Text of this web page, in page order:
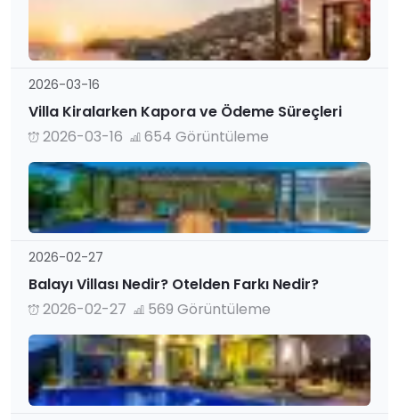
2026-03-16
Villa Kiralarken Kapora ve Ödeme Süreçleri
2026-03-16
654 Görüntüleme
2026-02-27
Balayı Villası Nedir? Otelden Farkı Nedir?
2026-02-27
569 Görüntüleme